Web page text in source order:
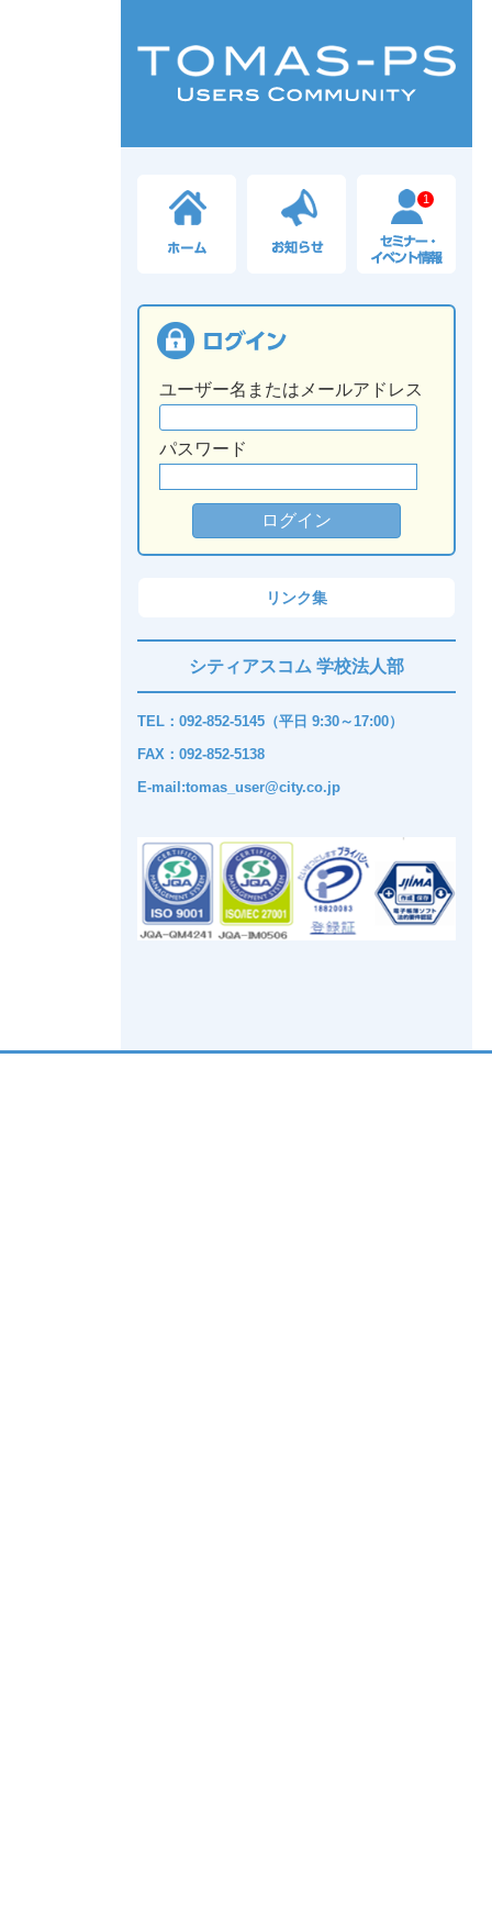
1
ユーザー名またはメールアドレス
パスワード
リンク集
シティアスコム 学校法人部
TEL：092-852-5145（平日 9:30～17:00）
FAX：092-852-5138
E-mail:tomas_user@city.co.jp